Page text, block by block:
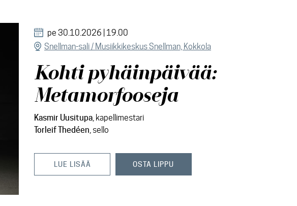
pe 30.10.2026 | 19.00
Snellman-sali / Musiikkikeskus Snellman, Kokkola
Kohti pyhäinpäivää:
Metamorfooseja
Kasmir Uusitupa, kapellimestari
Torleif Thedéen, sello
LUE LISÄÄ OSTA LIPPU